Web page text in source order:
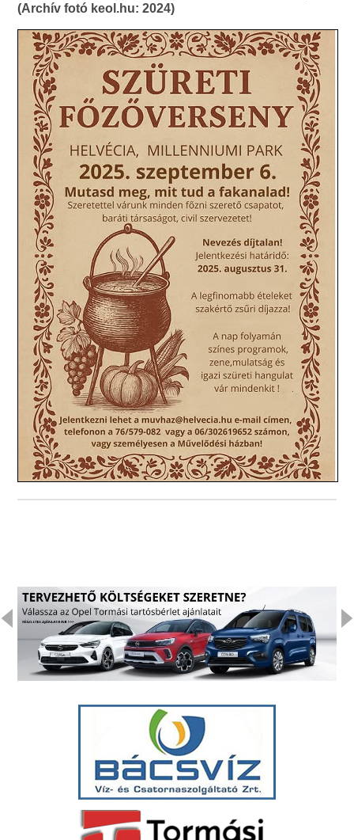
(Archív fotó keol.hu: 2024)